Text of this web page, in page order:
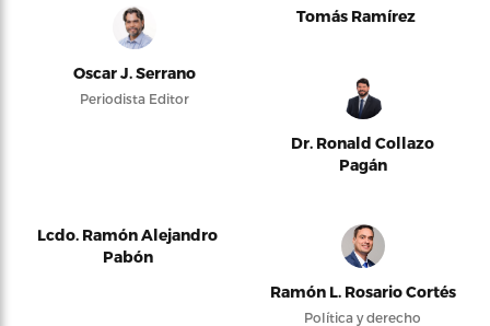
Oscar J. Serrano
Periodista Editor
Tomás Ramírez
Dr. Ronald Collazo
Pagán
Lcdo. Ramón Alejandro
Pabón
Ramón L. Rosario Cortés
Política y derecho